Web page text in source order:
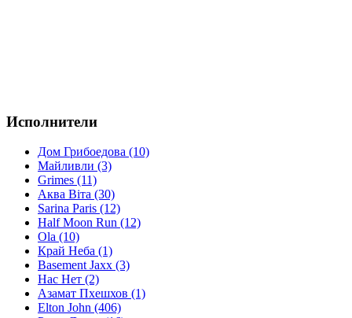
Исполнители
Дом Грибоедова (10)
Майливли (3)
Grimes (11)
Аква Віта (30)
Sarina Paris (12)
Half Moon Run (12)
Ola (10)
Край Неба (1)
Basement Jaxx (3)
Нас Нет (2)
Азамат Пхешхов (1)
Elton John (406)